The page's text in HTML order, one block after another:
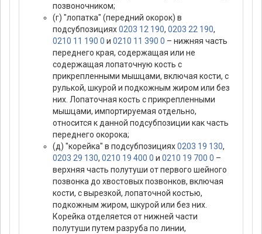
позвоночником;
(г) "лопатка" (передний окорок) в
подсубпозициях0203 12 190, 0203 22 190,
0210 11 190 0 и 0210 11 390 0 – нижняя часть
переднего края, содержащая или не
содержащая лопаточную кость с
прикрепленными мышцами, включая кости, с
рулькой, шкурой и подкожным жиром или без
них. Лопаточная кость с прикрепленными
мышцами, импортируемая отдельно,
относится к данной подсубпозиции как часть
переднего окорока;
(д) "корейка" в подсубпозициях0203 19 130,
0203 29 130, 0210 19 400 0 и 0210 19 700 0 –
верхняя часть полутуши от первого шейного
позвонка до хвостовых позвонков, включая
кости, с вырезкой, лопаточной костью,
подкожным жиром, шкурой или без них.
Корейка отделяется от нижней части
полутуши путем разруба по линии,